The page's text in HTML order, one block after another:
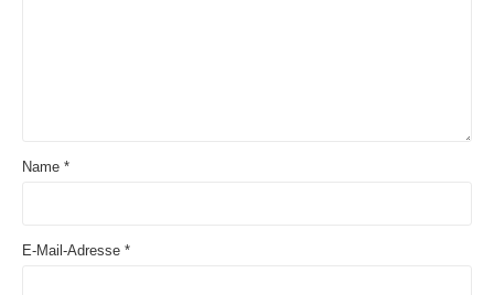
Name *
E-Mail-Adresse *